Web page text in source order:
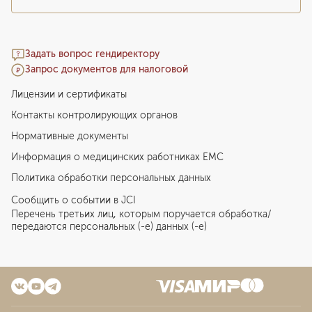
Задать вопрос гендиректору
Запрос документов для налоговой
Лицензии и сертификаты
Контакты контролирующих органов
Нормативные документы
Информация о медицинских работниках EMC
Политика обработки персональных данных
Сообщить о событии в JCI
Перечень третьих лиц, которым поручается обработка/
передаются персональных (-е) данных (-е)